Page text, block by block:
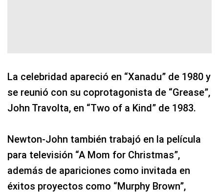
La celebridad apareció en “Xanadu” de 1980 y
se reunió con su coprotagonista de “Grease”,
John Travolta, en “Two of a Kind” de 1983.
Newton-John también trabajó en la película
para televisión “A Mom for Christmas”,
además de apariciones como invitada en
éxitos proyectos como “Murphy Brown”,